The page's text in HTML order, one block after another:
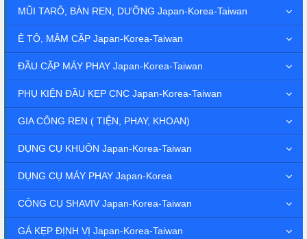
MŨI TARÔ, BÀN REN, DƯỠNG Japan-Korea-Taiwan
Ê TÔ, MÂM CẶP Japan-Korea-Taiwan
ĐẦU CẶP MÁY PHAY Japan-Korea-Taiwan
PHỤ KIỆN ĐẦU KẸP CNC Japan-Korea-Taiwan
GIA CÔNG REN ( TIỆN, PHAY, KHOAN)
DỤNG CỤ KHUÔN Japan-Korea-Taiwan
DỤNG CỤ MÁY PHAY Japan-Korea
CÔNG CỤ SHAVIV Japan-Korea-Taiwan
GÁ KẸP ĐỊNH VỊ Japan-Korea-Taiwan